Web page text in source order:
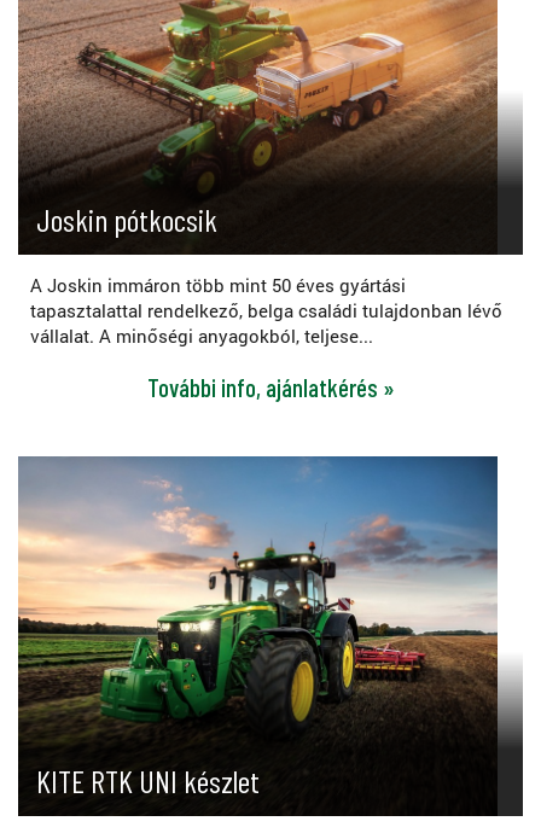
Joskin pótkocsik
A Joskin immáron több mint 50 éves gyártási
tapasztalattal rendelkező, belga családi tulajdonban lévő
vállalat. A minőségi anyagokból, teljese...
További info, ajánlatkérés »
KITE RTK UNI készlet